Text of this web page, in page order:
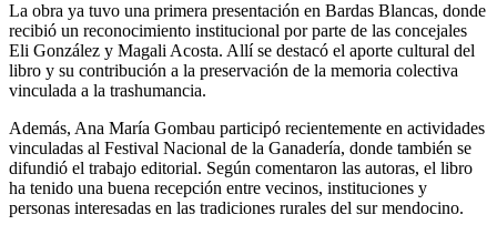
La obra ya tuvo una primera presentación en Bardas Blancas, donde
recibió un reconocimiento institucional por parte de las concejales
Eli González y Magali Acosta. Allí se destacó el aporte cultural del
libro y su contribución a la preservación de la memoria colectiva
vinculada a la trashumancia.
Además, Ana María Gombau participó recientemente en actividades
vinculadas al Festival Nacional de la Ganadería, donde también se
difundió el trabajo editorial. Según comentaron las autoras, el libro
ha tenido una buena recepción entre vecinos, instituciones y
personas interesadas en las tradiciones rurales del sur mendocino.